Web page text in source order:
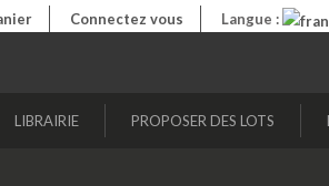
Connectez vous Langue :
LIBRAIRIE PROPOSER DES LOTS